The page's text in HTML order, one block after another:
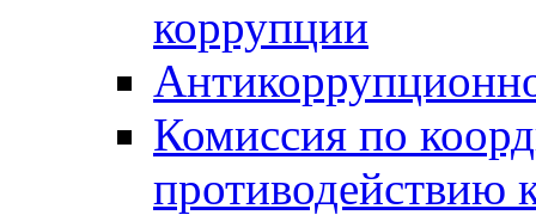
коррупции
Комиссия по
противодействию